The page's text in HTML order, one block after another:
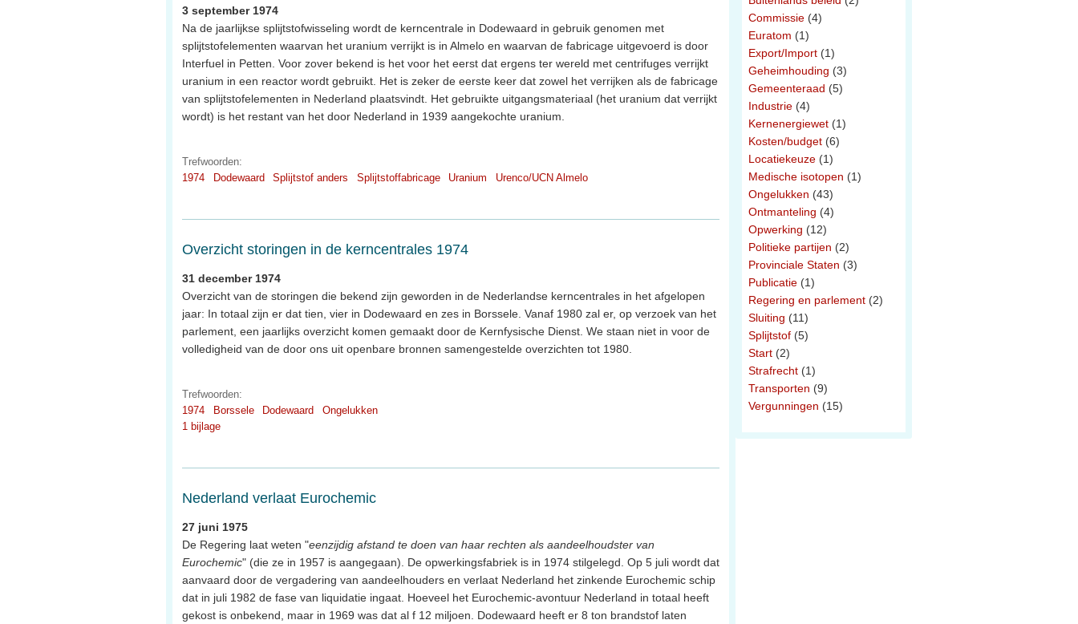
3 september 1974
Na de jaarlijkse splijtstofwisseling wordt de kerncentrale in Dodewaard in gebruik genomen met
splijtstofelementen waarvan het uranium verrijkt is in Almelo en waarvan de fabricage uitgevoerd is door
Interfuel in Petten. Voor zover bekend is het voor het eerst dat ergens ter wereld met centrifuges verrijkt
uranium in een reactor wordt gebruikt. Het is zeker de eerste keer dat zowel het verrijken als de fabricage
van splijtstofelementen in Nederland plaatsvindt. Het gebruikte uitgangsmateriaal (het uranium dat verrijkt
wordt) is het restant van het door Nederland in 1939 aangekochte uranium.
Trefwoorden:
1974
Dodewaard Splijtstof anders Splijtstoffabricage Uranium Urenco/UCN Almelo
Overzicht storingen in de kerncentrales 1974
31 december 1974
Overzicht van de storingen die bekend zijn geworden in de Nederlandse kerncentrales in het afgelopen
jaar: In totaal zijn er dat tien, vier in Dodewaard en zes in Borssele. Vanaf 1980 zal er, op verzoek van het
parlement, een jaarlijks overzicht komen gemaakt door de Kernfysische Dienst. We staan niet in voor de
volledigheid van de door ons uit openbare bronnen samengestelde overzichten tot 1980.
Trefwoorden:
1974
Borssele Dodewaard
Ongelukken
1 bijlage
Nederland verlaat Eurochemic
27 juni 1975
De Regering laat weten "eenzijdig afstand te doen van haar rechten als aandeelhoudster van
Eurochemic" (die ze in 1957 is aangegaan). De opwerkingsfabriek is in 1974 stilgelegd. Op 5 juli wordt dat
aanvaard door de vergadering van aandeelhouders en verlaat Nederland het zinkende Eurochemic schip
dat in juli 1982 de fase van liquidatie ingaat. Hoeveel het Eurochemic-avontuur Nederland in totaal heeft
gekost is onbekend, maar in 1969 was dat al f 12 miljoen. Dodewaard heeft er 8 ton brandstof laten
Commissie (4)
Euratom (1)
Export/Import (1)
Geheimhouding (3)
Gemeenteraad (5)
Industrie (4)
Kernenergiewet (1)
Kosten/budget (6)
Locatiekeuze (1)
Medische isotopen (1)
Ongelukken (43)
Ontmanteling (4)
Opwerking (12)
Politieke partijen (2)
Provinciale Staten (3)
Publicatie (1)
Regering en parlement (2)
Sluiting (11)
Splijtstof (5)
Start (2)
Strafrecht (1)
Transporten (9)
Vergunningen (15)